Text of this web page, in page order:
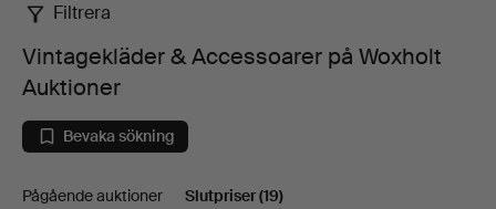
Vintagekläder
Accessoarer
på
Filtrera
Vintagekläder & Accessoarer på Woxholt
Auktioner
Bevaka sökning
Pågående auktioner Slutpriser(19)